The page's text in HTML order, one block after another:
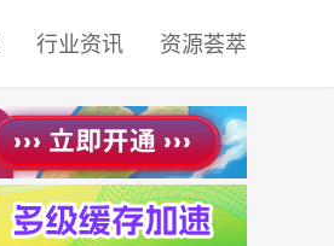
行业资讯 资源荟萃